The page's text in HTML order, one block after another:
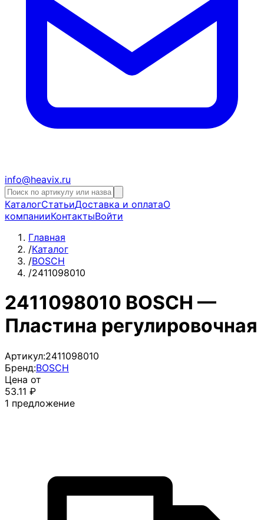
info@heavix.ru
КаталогСтатьиДоставка и оплатаО
компанииКонтактыВойти
Главная
/Каталог
/BOSCH
/2411098010
2411098010 BOSCH —
Пластина регулировочная
Артикул:2411098010
Бренд:BOSCH
Цена от
53.11 ₽
1 предложение